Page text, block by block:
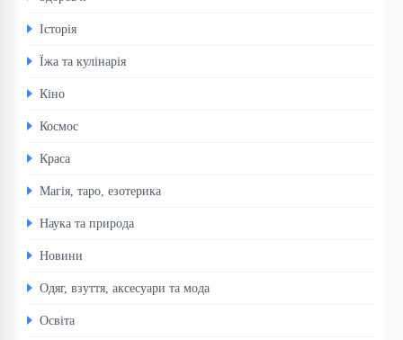
Історія
Їжа та кулінарія
Кіно
Космос
Краса
Магія, таро, езотерика
Наука та природа
Новини
Одяг, взуття, аксесуари та мода
Освіта